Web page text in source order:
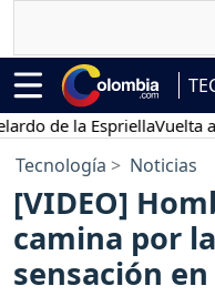
de la EspriellaVuelta a
Tecnología Noticias
[VIDEO]
camina por
sensación